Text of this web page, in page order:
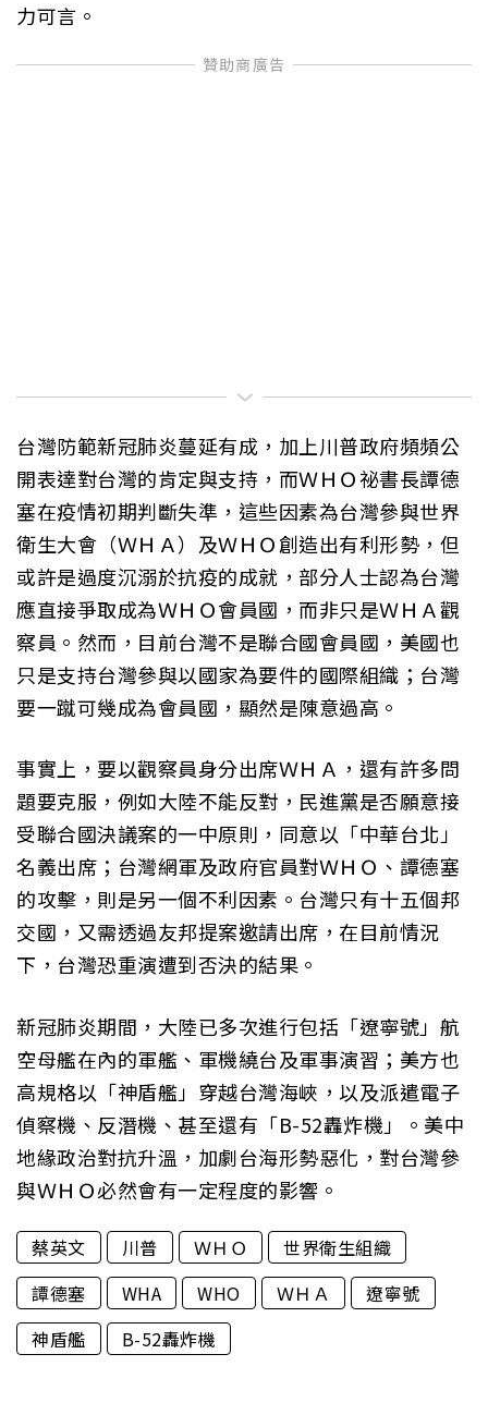
力可言。
台灣防範新冠肺炎蔓延有成，加上川普政府頻頻公
開表達對台灣的肯定與支持，而ＷＨＯ祕書長譚德
塞在疫情初期判斷失準，這些因素為台灣參與世界
衛生大會（ＷＨＡ）及ＷＨＯ創造出有利形勢，但
或許是過度沉溺於抗疫的成就，部分人士認為台灣
應直接爭取成為ＷＨＯ會員國，而非只是ＷＨＡ觀
察員。然而，目前台灣不是聯合國會員國，美國也
只是支持台灣參與以國家為要件的國際組織；台灣
要一蹴可幾成為會員國，顯然是陳意過高。
事實上，要以觀察員身分出席ＷＨＡ，還有許多問
題要克服，例如大陸不能反對，民進黨是否願意接
受聯合國決議案的一中原則，同意以「中華台北」
名義出席；台灣網軍及政府官員對ＷＨＯ、譚德塞
的攻擊，則是另一個不利因素。台灣只有十五個邦
交國，又需透過友邦提案邀請出席，在目前情況
下，台灣恐重演遭到否決的結果。
新冠肺炎期間，大陸已多次進行包括「遼寧號」航
空母艦在內的軍艦、軍機繞台及軍事演習；美方也
高規格以「神盾艦」穿越台灣海峽，以及派遣電子
偵察機、反潛機、甚至還有「B-52轟炸機」。美中
地緣政治對抗升溫，加劇台海形勢惡化，對台灣參
與ＷＨＯ必然會有一定程度的影響。
蔡英文 川普 ＷＨＯ
世界衛生組織
譚德塞
WHA WHO ＷＨＡ
遼寧號
神盾艦
B-52轟炸機